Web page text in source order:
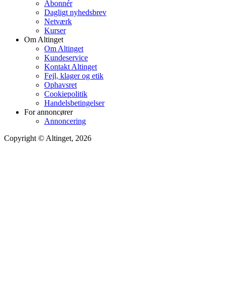
Abonnér
Dagligt nyhedsbrev
Netværk
Kurser
Om Altinget
Om Altinget
Kundeservice
Kontakt Altinget
Fejl, klager og etik
Ophavsret
Cookiepolitik
Handelsbetingelser
For annoncører
Annoncering
Copyright © Altinget, 2026